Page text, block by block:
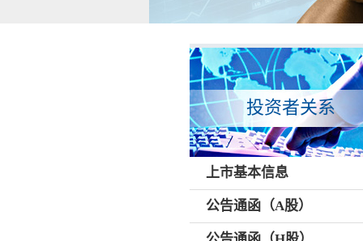
投资者关系
上市基本信息
公告通函（A股）